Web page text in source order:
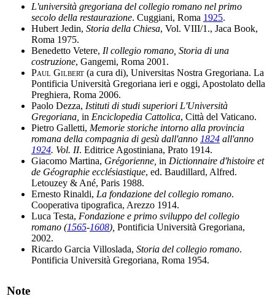
L'università gregoriana del collegio romano nel primo
secolo della restaurazione. Cuggiani, Roma 1925.
Hubert Jedin, Storia della Chiesa, Vol. VIII/1., Jaca Book,
Roma 1975.
Benedetto Vetere, Il collegio romano, Storia di una
costruzione, Gangemi, Roma 2001.
Paul Gilbert (a cura di), Universitas Nostra Gregoriana. La
Pontificia Università Gregoriana ieri e oggi, Apostolato della
Preghiera, Roma 2006.
Paolo Dezza, Istituti di studi superiori L'Università
Gregoriana, in Enciclopedia Cattolica, Città del Vaticano.
Pietro Galletti, Memorie storiche intorno alla provincia
romana della compagnia di gesù dall'anno 1824 all'anno
1924. Vol. II. Editrice Agostiniana, Prato 1914.
Giacomo Martina, Grégorienne, in Dictionnaire d'histoire et
de Géographie ecclésiastique, ed. Baudillard, Alfred.
Letouzey & Ané, Paris 1988.
Ernesto Rinaldi, La fondazione del collegio romano.
Cooperativa tipografica, Arezzo 1914.
Luca Testa, Fondazione e primo sviluppo del collegio
romano (1565-1608), Pontificia Università Gregoriana,
2002.
Ricardo Garcia Villoslada, Storia del collegio romano.
Pontificia Università Gregoriana, Roma 1954.
Note